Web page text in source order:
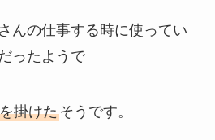
んの仕事する時に使ってい
ったようで
掛けたそうです。